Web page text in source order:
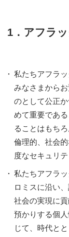
1．アフラ
・ 私たちアフラ
みなさまから
のとして公正
めて重要であ
ることはもち
倫理的、社会
度なセキュリ
・ 私たちアフラ
ロミスに沿い
社会の実現に
預かりする個
じて、時代と